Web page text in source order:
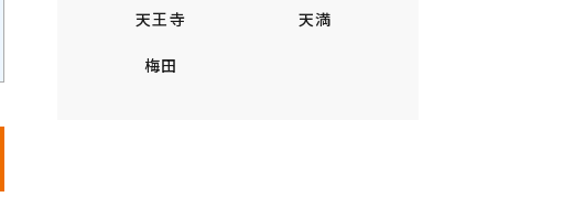
天王寺 天満
梅田